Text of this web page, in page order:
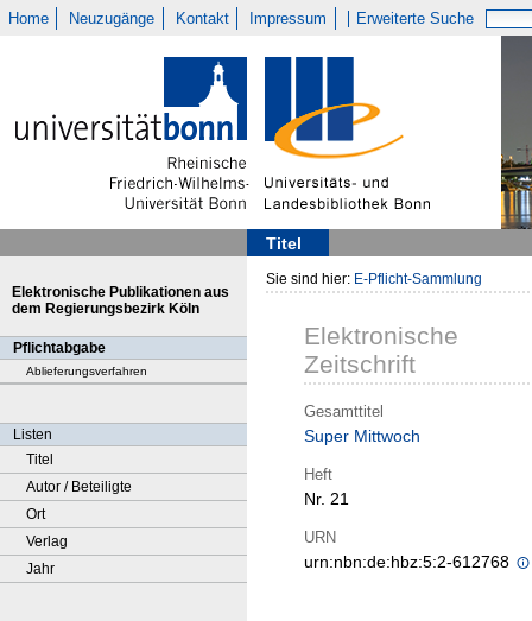
Home Neuzugänge Kontakt Impressum Erweiterte Suche
Titel
Elektronische Publikationen aus
dem Regierungsbezirk Köln
Pflichtabgabe
Ablieferungsverfahren
Listen
Titel
Autor / Beteiligte
Ort
Verlag
Jahr
Sie sind hier: E-Pflicht-Sammlung
Elektronische
Zeitschrift
Gesamttitel
Super Mittwoch
Heft
Nr. 21
URN
urn:nbn:de:hbz:5:2-612768